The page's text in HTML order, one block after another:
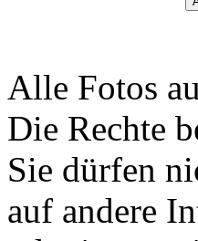
Alle Fotos
Die Rechte
Sie dürfen
auf andere